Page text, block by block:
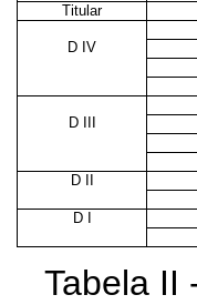
Titular
D IV
D III
D II
D I
Tabela II